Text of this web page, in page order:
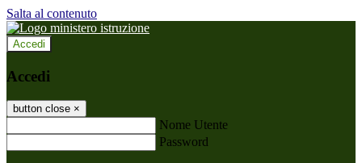
Salta al contenuto
Accedi
Accedi
button close ×
Nome Utente
Password